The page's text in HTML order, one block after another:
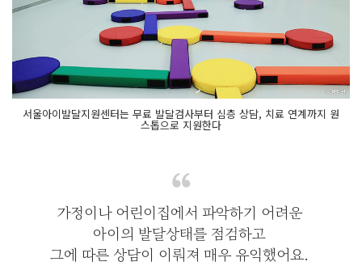
서울아이발달지원센터는 무료 발달검사부터 심층 상담, 치료 연계까지 원
스톱으로 지원한다
가정이나 어린이집에서 파악하기 어려운
아이의 발달상태를 점검하고
그에 따른 상담이 이뤄져 매우 유익했어요.